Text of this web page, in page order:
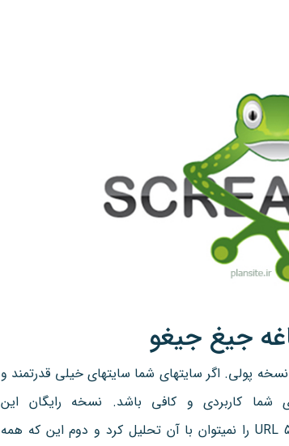
جیغ جیغو
پولی. اگر سایتهای شما سایتهای خیلی قدرتمند و
شما کاربردی و کافی باشد. نسخه رایگان این
برنامه محدودیتهایی دارد. اول این که بیش از 500 URL را نمیتوان با آن تحلیل کرد و دوم این که همه